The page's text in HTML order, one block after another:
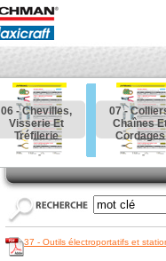
06 - Chevilles,
Visserie Et
Tréfilerie
07 -
Chaînes
Cordages
37 - Outils électroportatifs et